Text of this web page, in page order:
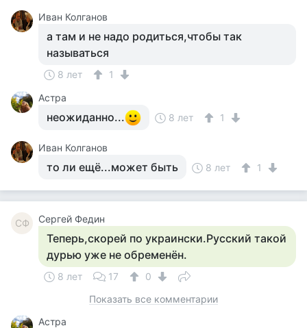
Иван Колганов
а там и не надо родиться,чтобы так
называться
8 лет
1
Астра
неожиданно... 8 лет 1
Иван Колганов
то ли ещё...может быть 8 лет 1
СФ Сергей Федин
Теперь,скорей по украински.Русский такой
дурью уже не обременён.
8 лет 17
0
Показать все комментарии
Астра